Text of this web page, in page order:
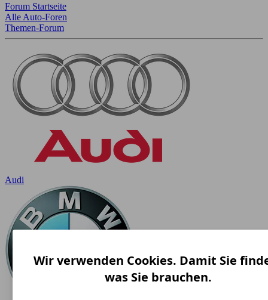
Forum Startseite
Alle Auto-Foren
Themen-Forum
Audi
Wir verwenden Cookies. Damit Sie
was Sie brauchen.